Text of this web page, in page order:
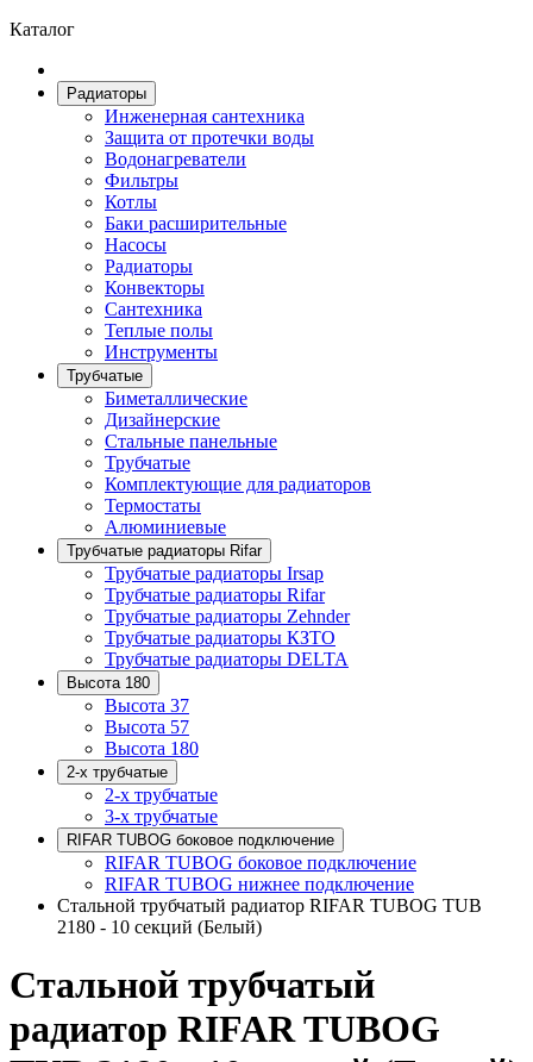
Каталог
Радиаторы
Инженерная сантехника
Защита от протечки воды
Водонагреватели
Фильтры
Котлы
Баки расширительные
Насосы
Радиаторы
Конвекторы
Сантехника
Теплые полы
Инструменты
Трубчатые
Биметаллические
Дизайнерские
Стальные панельные
Трубчатые
Комплектующие для радиаторов
Термостаты
Алюминиевые
Трубчатые радиаторы Rifar
Трубчатые радиаторы Irsap
Трубчатые радиаторы Rifar
Трубчатые радиаторы Zehnder
Трубчатые радиаторы КЗТО
Трубчатые радиаторы DELTA
Высота 180
Высота 37
Высота 57
Высота 180
2-х трубчатые
2-х трубчатые
3-х трубчатые
RIFAR TUBOG боковое подключение
RIFAR TUBOG боковое подключение
RIFAR TUBOG нижнее подключение
Стальной трубчатый радиатор RIFAR TUBOG TUB
2180 - 10 секций (Белый)
Стальной трубчатый
радиатор RIFAR TUBOG